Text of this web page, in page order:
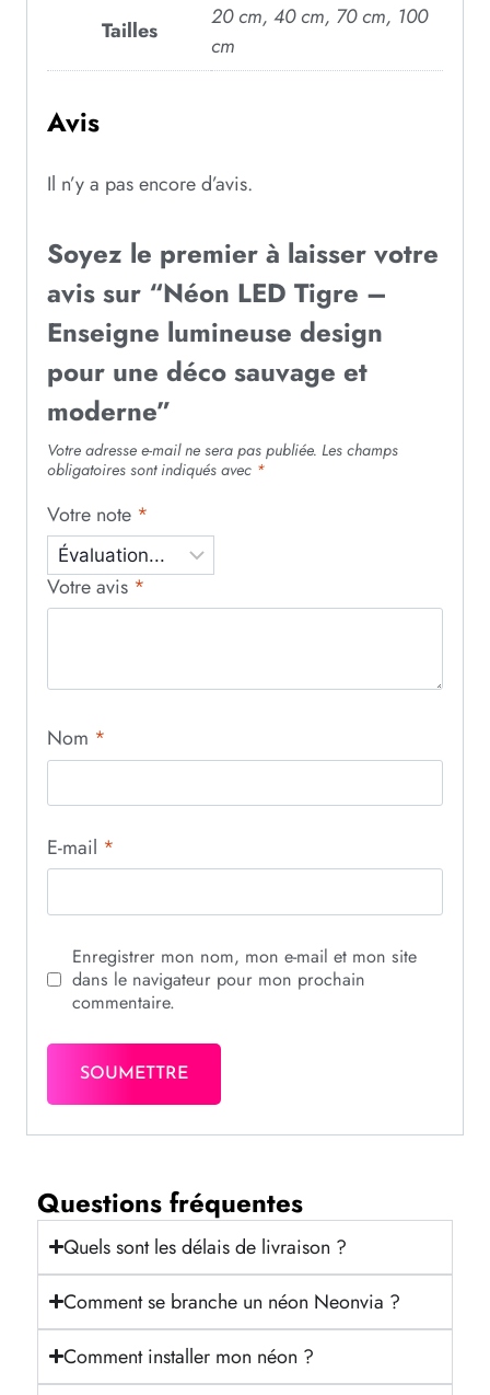
Tailles
20 cm, 40 cm, 70 cm, 100
cm
Avis
Il n’y a pas encore d’avis.
Soyez le premier à laisser votre
avis sur “Néon LED Tigre –
Enseigne lumineuse design
pour une déco sauvage et
moderne”
Votre adresse e-mail ne sera pas publiée. Les champs
obligatoires sont indiqués avec *
Votre note *
Votre avis *
Nom *
E-mail *
Enregistrer mon nom, mon e-mail et mon site
dans le navigateur pour mon prochain
commentaire.
Questions fréquentes
Quels sont les délais de livraison ?
Comment se branche un néon Neonvia ?
Comment installer mon néon ?